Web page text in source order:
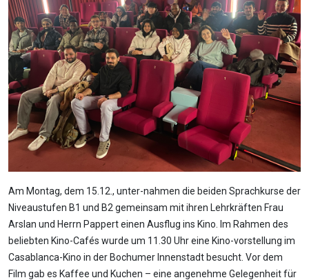
Am Montag, dem 15.12., unter-nahmen die beiden Sprachkurse der
Niveaustufen B1 und B2 gemeinsam mit ihren Lehrkräften Frau
Arslan und Herrn Pappert einen Ausflug ins Kino. Im Rahmen des
beliebten Kino-Cafés wurde um 11.30 Uhr eine Kino-vorstellung im
Casablanca-Kino in der Bochumer Innenstadt besucht. Vor dem
Film gab es Kaffee und Kuchen – eine angenehme Gelegenheit für